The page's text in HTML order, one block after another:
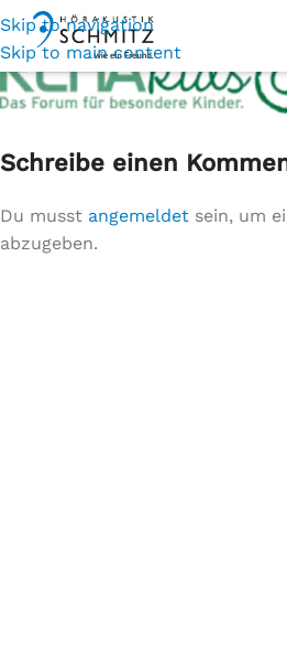
Skip to navigation
Skip to main content
Schreibe einen
Du musst angemeldet sein, um
abzugeben.